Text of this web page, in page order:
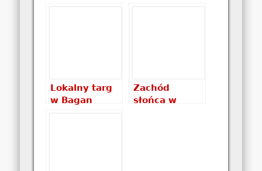
Lokalny targ
w Bagan
Zachód
słońca w